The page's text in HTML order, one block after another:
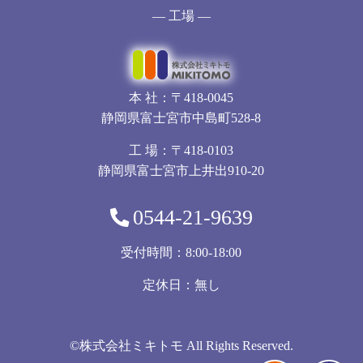
— 工場 —
本 社：〒418-0045
静岡県富士宮市中島町528-8
工 場：〒418-0103
静岡県富士宮市上井出910-20
0544-21-9639
受付時間：8:00-18:00
定休日：無し
©株式会社ミキトモ All Rights Reserved.